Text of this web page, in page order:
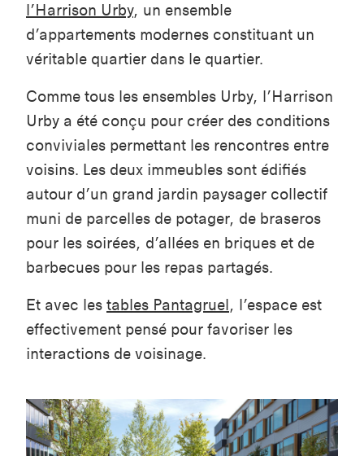
l’Harrison Urby, un ensemble
d’appartements modernes constituant un
véritable quartier dans le quartier.
Comme tous les ensembles Urby, l’Harrison
Urby a été conçu pour créer des conditions
conviviales permettant les rencontres entre
voisins. Les deux immeubles sont édifiés
autour d’un grand jardin paysager collectif
muni de parcelles de potager, de braseros
pour les soirées, d’allées en briques et de
barbecues pour les repas partagés.
Et avec les tables Pantagruel, l’espace est
effectivement pensé pour favoriser les
interactions de voisinage.